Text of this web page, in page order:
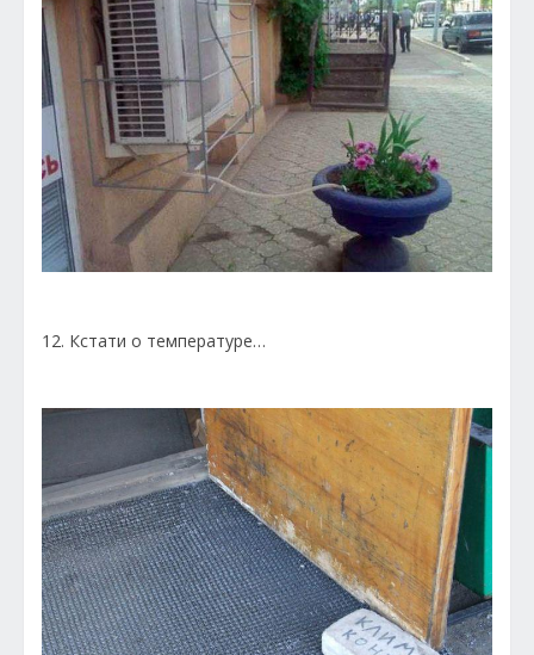
12. Кстати о температуре…